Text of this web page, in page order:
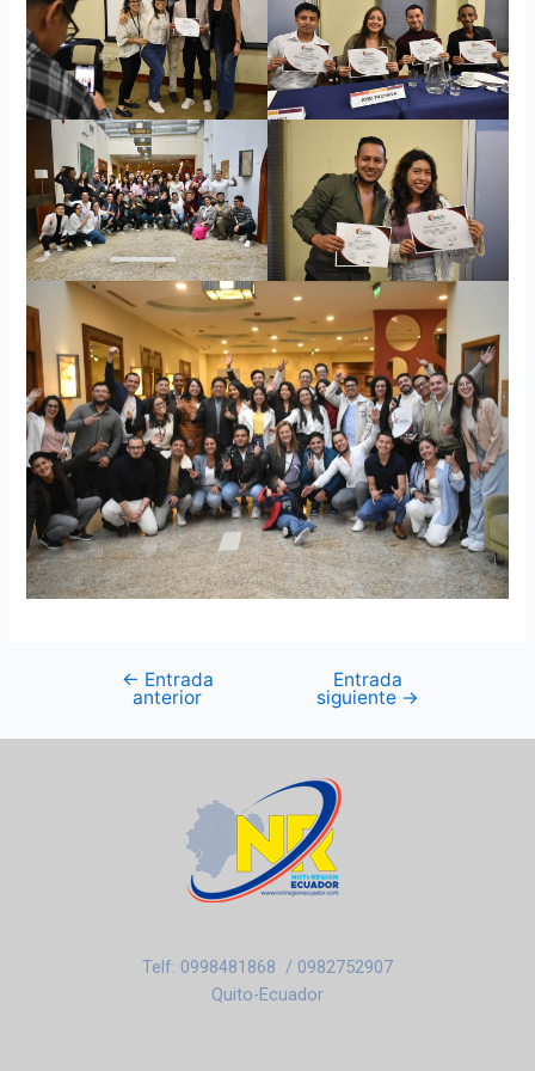
← Entrada
anterior
Entrada
siguiente →
Telf: 0998481868 / 0982752907
Quito-Ecuador